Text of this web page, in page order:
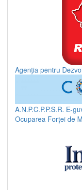
Agenția pentru
A.N.P.C.P.P.S.R. E-
Ocuparea Forței de